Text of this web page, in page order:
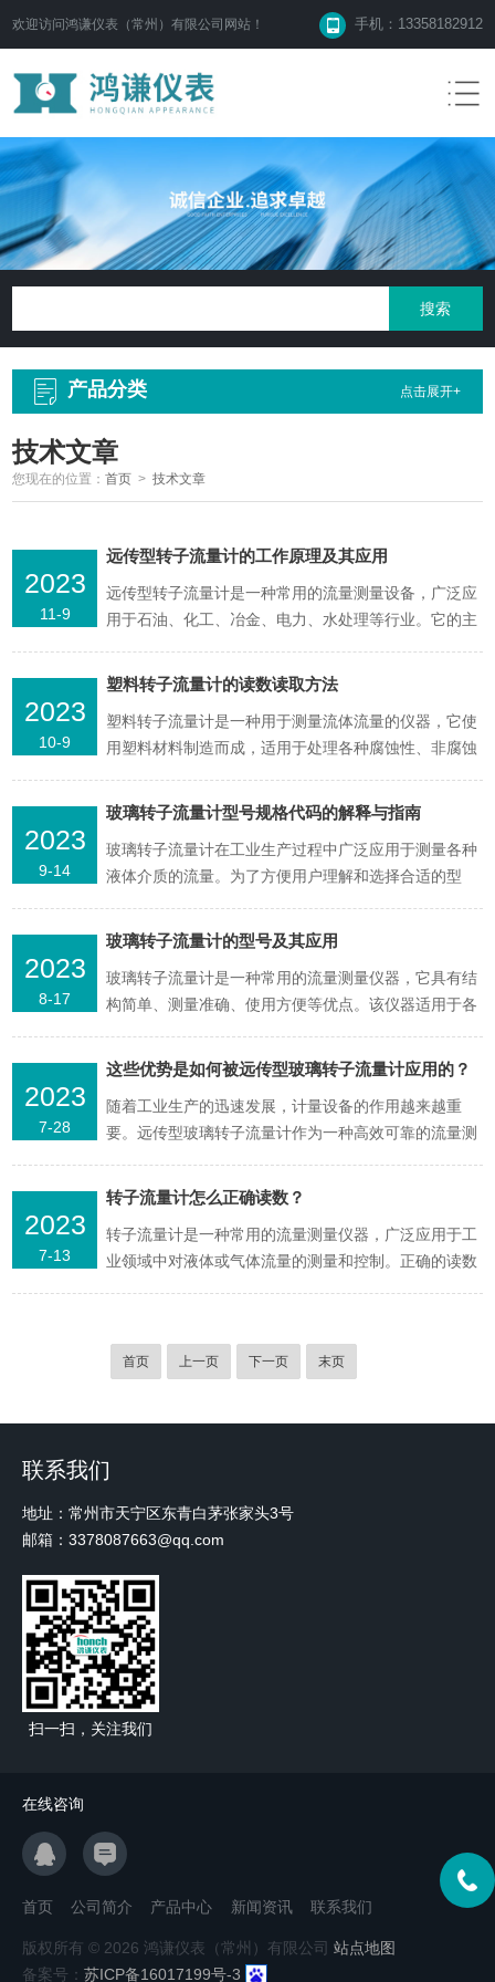
欢迎访问鸿谦仪表（常州）有限公司网站！ 手机：13358182912
产品分类 点击展开+
技术文章
您现在的位置：首页 >技术文章
2023
11-9
远传型转子流量计的工作原理及其应用
远传型转子流量计是一种常用的流量测量设备，广泛应
用于石油、化工、冶金、电力、水处理等行业。它的主
面将详细介绍流量计的工作原理及其应用。首先，我们
转子、轴承、齿轮、计数器等部分组成。测量管是流量
计的主体部分...
2023
10-9
塑料转子流量计的读数读取方法
塑料转子流量计是一种用于测量流体流量的仪器，它使
用塑料材料制造而成，适用于处理各种腐蚀性、非腐蚀
中的转子来测量流体的流速。这种类型的流量计通常由
度高、重量轻、价格低廉、易于安装使用等特点，在工
业生产和实验...
2023
9-14
玻璃转子流量计型号规格代码的解释与指南
玻璃转子流量计在工业生产过程中广泛应用于测量各种
液体介质的流量。为了方便用户理解和选择合适的型
个特定的代码。这篇文章将详细解释这些代码的意义，
帮助你更好地理解并选择适合你需要的玻璃转子流量
计。首先，大部分玻璃转子流量计的型号规格代码主要
由三部分组成：测...
2023
8-17
玻璃转子流量计的型号及其应用
玻璃转子流量计是一种常用的流量测量仪器，它具有结
构简单、测量准确、使用方便等优点。该仪器适用于各
环保等多个领域。下面将介绍流量计的型号及其应用。
一、型号玻璃转子流量计按照测量管的结构和测量范
围，可以分为以下几种型号：1、LZB型LZB型测量管采
用垂直安...
2023
7-28
这些优势是如何被远传型玻璃转子流量计应用的？
随着工业生产的迅速发展，计量设备的作用越来越重
要。远传型玻璃转子流量计作为一种高效可靠的流量测
璃管，玻璃管内装有转子。当流体流经流量计时，转子
度，可以计算出流体的流量。在流量计中，还设有信号
转换器，可以将...
2023
7-13
转子流量计怎么正确读数？
转子流量计是一种常用的流量测量仪器，广泛应用于工
业领域中对液体或气体流量的测量和控制。正确的读数
有一个旋转的转子，转子上有标记或刻度。通过观察转
子旋转的角度或刻度位置，可以进行直观的读数。在读
首页 上一页 下一页 末页
联系我们
地址：常州市天宁区东青白茅张家头3号
邮箱：3378087663@qq.com
扫一扫，关注我们
在线咨询
首页 公司简介 产品中心 新闻资讯 联系我们
版权所有 © 2026 鸿谦仪表（常州）有限公司 站点地图
备案号： 苏ICP备16017199号-3